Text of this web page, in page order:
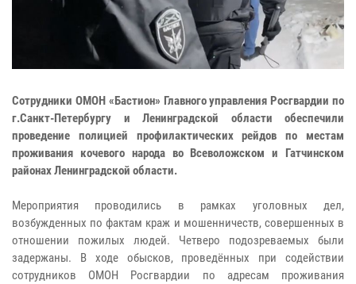
Сотрудники ОМОН «Бастион» Главного управления Росгвардии по
г.Санкт-Петербургу и Ленинградской области обеспечили
проведение полицией профилактических рейдов по местам
проживания кочевого народа во Всеволожском и Гатчинском
районах Ленинградской области.
Мероприятия проводились в рамках уголовных дел,
возбужденных по фактам краж и мошенничеств, совершенных в
отношении пожилых людей. Четверо подозреваемых были
задержаны. В ходе обысков, проведённых при содействии
сотрудников ОМОН Росгвардии по адресам проживания